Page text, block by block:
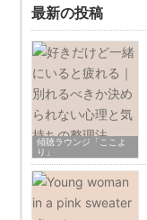
最新の投稿
傾聴ラウンジ「ここよ
り」